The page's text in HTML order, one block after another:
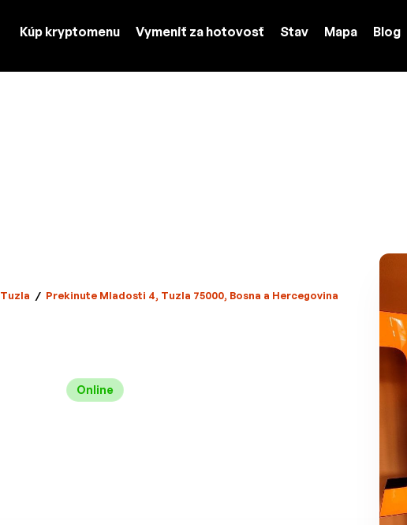
Kúp kryptomenu Vymeniť za hotovosť Stav Mapa Blog
Tuzla / Prekinute Mladosti 4, Tuzla 75000, Bosna a Hercegovina
Online